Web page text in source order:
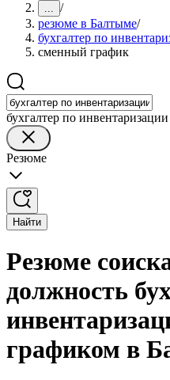
... /
резюме в Балтыме/
бухгалтер по
сменный график
бухгалтер по инвентаризации
Резюме
Найти
Резюме
должность
графиком в